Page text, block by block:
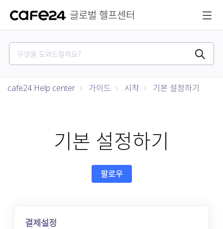
글로벌 헬프센터
cafe24 Help center 가이드 시작 기본 설정하기
기본 설정하기
팔로우
결제설정